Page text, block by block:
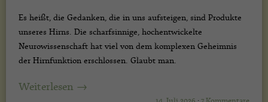
Es heißt, die Gedanken, die in uns aufsteigen, sind Produkte
unseres Hirns. Die scharfsinnige, hochentwickelte
Neurowissenschaft hat viel von dem komplexen Geheimnis
der Hirnfunktion erschlossen. Glaubt man.
Weiterlesen →